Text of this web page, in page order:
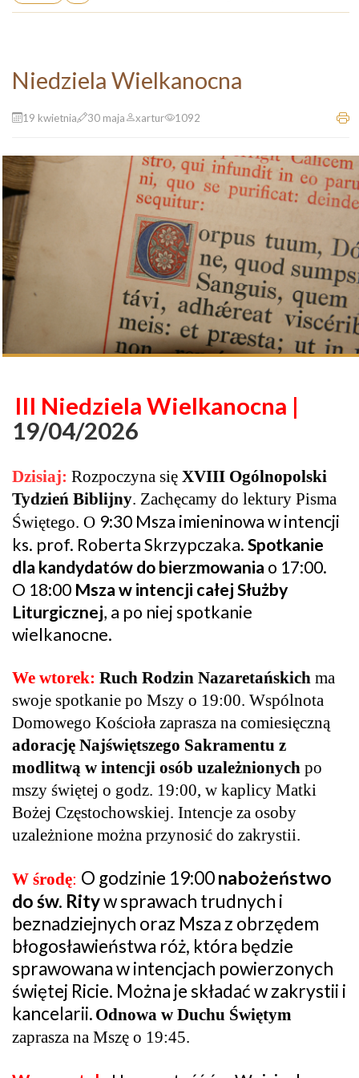
Niedziela Wielkanocna
19 kwietnia 30 maja xartur 1092
III Niedziela Wielkanocna |
19/04/2026
Dzisiaj: Rozpoczyna się XVIII Ogólnopolski
Tydzień Biblijny. Zachęcamy do lektury Pisma
Świętego. O 9:30 Msza imieninowa w intencji
ks. prof. Roberta Skrzypczaka.Spotkanie
dla kandydatów do bierzmowania o 17:00.
O 18:00 Msza w intencji całej Służby
Liturgicznej, a po niej spotkanie
wielkanocne.
We wtorek: Ruch Rodzin Nazaretańskich ma
swoje spotkanie po Mszy o 19:00. Wspólnota
Domowego Kościoła zaprasza na comiesięczną
adorację Najświętszego Sakramentu z
modlitwą w intencji osób uzależnionych po
mszy świętej o godz. 19:00, w kaplicy Matki
Bożej Częstochowskiej. Intencje za osoby
uzależnione można przynosić do zakrystii.
W środę: O godzinie 19:00nabożeństwo
do św. Rityw sprawach trudnych i
beznadziejnych oraz Msza z obrzędem
błogosławieństwa róż, która będzie
sprawowana w intencjach powierzonych
świętej Ricie. Można je składać w zakrystii i
kancelarii. Odnowa w Duchu Świętym
zaprasza na Mszę o 19:45.